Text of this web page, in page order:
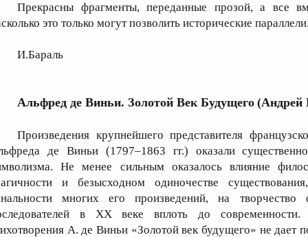
Прекрасны фрагменты, переданные прозой, а все
это только могут позволить исторические параллели.
И.Бараль
Альфред де Виньи. Золотой Век Будущего (Андрей
Произведения крупнейшего представителя
де Виньи (1797–1863 гг.) оказали
Не менее сильным оказалось влияние
и безысходном одиночестве
многих его произведений, на творчество
в XX веке вплоть до
А. де Виньи «Золотой век будущего» не дает